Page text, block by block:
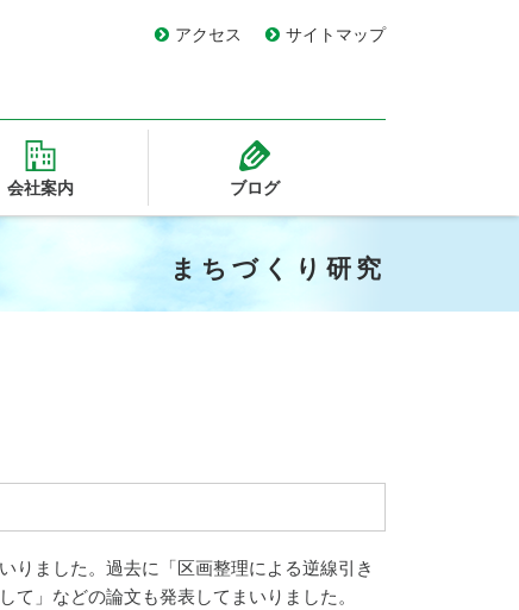
サイトマップ
アクセス
会社案内 ブログ
まちづくり研究
りました。過去に「区画整理による逆線引き
」などの論文も発表してまいりました。